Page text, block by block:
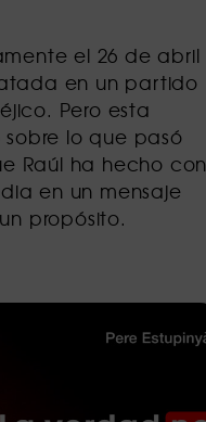
el 26 de abril
en un partido
Pero esta
lo que pasó
Raúl ha hecho con
en un mensaje
propósito.